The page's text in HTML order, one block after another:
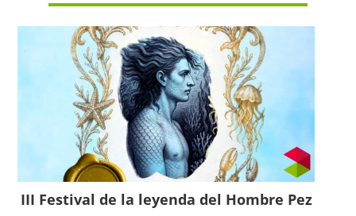
III Festival de la leyenda del Hombre Pez